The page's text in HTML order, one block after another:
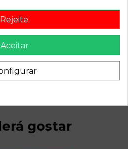
delantera derecha para
cat (rhr / dw10bted4) | 0.04 - ...
| 0.04 - ... referencia
gostar
Rejeite.
Aceitar